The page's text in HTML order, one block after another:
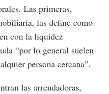
Las primeras,
las define como
con la liquidez
“por lo general suelen
persona cercana”.
las arrendadoras,